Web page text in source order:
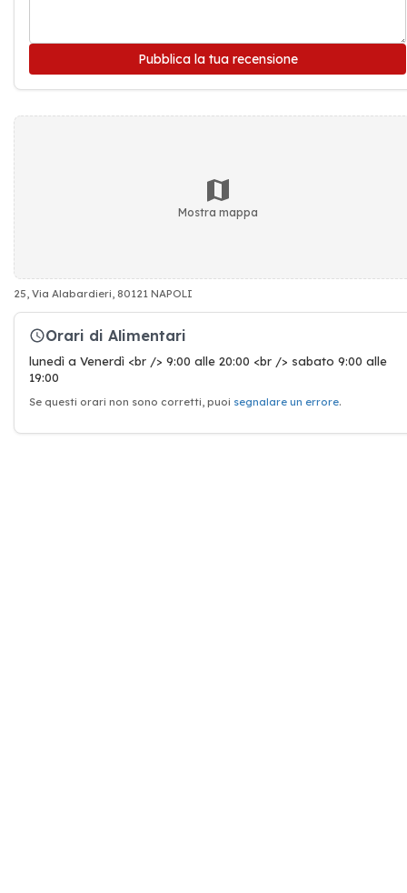
Pubblica la tua recensione
Mostra mappa
25, Via Alabardieri, 80121 NAPOLI
Orari di Alimentari
lunedì a Venerdì <br /> 9:00 alle 20:00 <br /> sabato 9:00 alle
19:00
Se questi orari non sono corretti, puoi segnalare un errore.